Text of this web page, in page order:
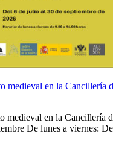
medieval en la Cancillería
medieval en la Cancillería
De lunes a viernes: De